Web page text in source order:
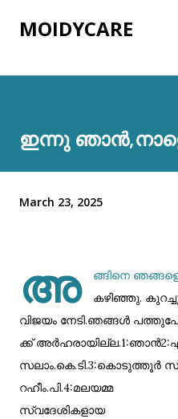
Skip to
MOIDYCARE
ഇന്നു
March 23, 2025
അ
ങ്ങിനെ
കഴിഞ്ഞു.
വിജയം നേടി.ഞങ്ങൾ
ക്ക്
സലാം.കെ.ടി.3:കൊടുത്തൂർ
റഹീം.പി.4:മലയമ്മ
സ്വദേശികളായ